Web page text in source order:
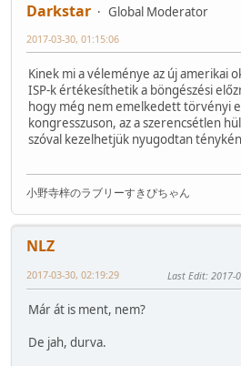
Darkstar
Global Moderator
2017-03-30, 01:15:06
Kinek mi a véleménye az új amerikai
ISP-k értékesíthetik a böngészési
hogy még nem emelkedett törvényi
kongresszuson, az a szerencsétlen
szóval kezelhetjük nyugodtan
小野寺梓のラブリーすきぴちゃん
NLZ
2017-03-30, 02:19:29 Last Edit: 2017-
Már át is ment, nem?
De jah, durva.